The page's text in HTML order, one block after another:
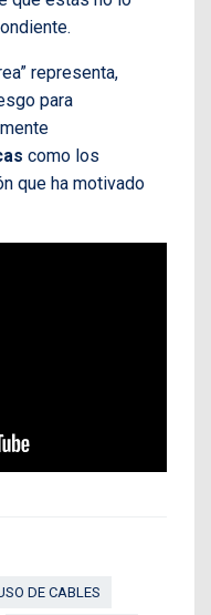
representa,
para
como los
que ha motivado
DE CABLES